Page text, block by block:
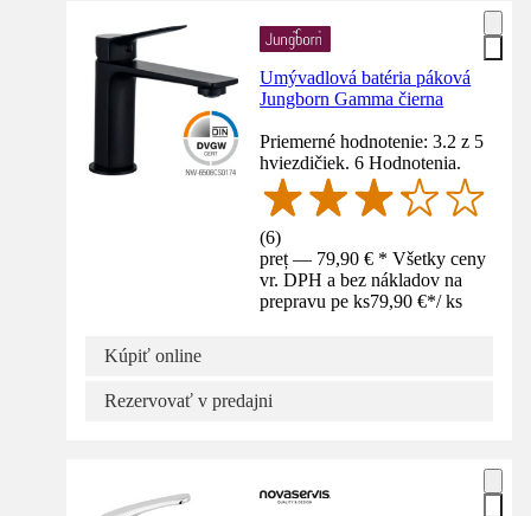
Umývadlová batéria páková
Jungborn Gamma čierna
Priemerné hodnotenie: 3.2 z 5
hviezdičiek. 6 Hodnotenia.
(6)
preț — 79,90 € * Všetky ceny
vr. DPH a bez nákladov na
prepravu pe ks79,90 €*/ ks
Kúpiť online
Rezervovať v predajni